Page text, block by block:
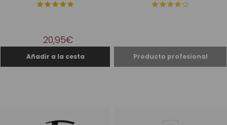
20,95€